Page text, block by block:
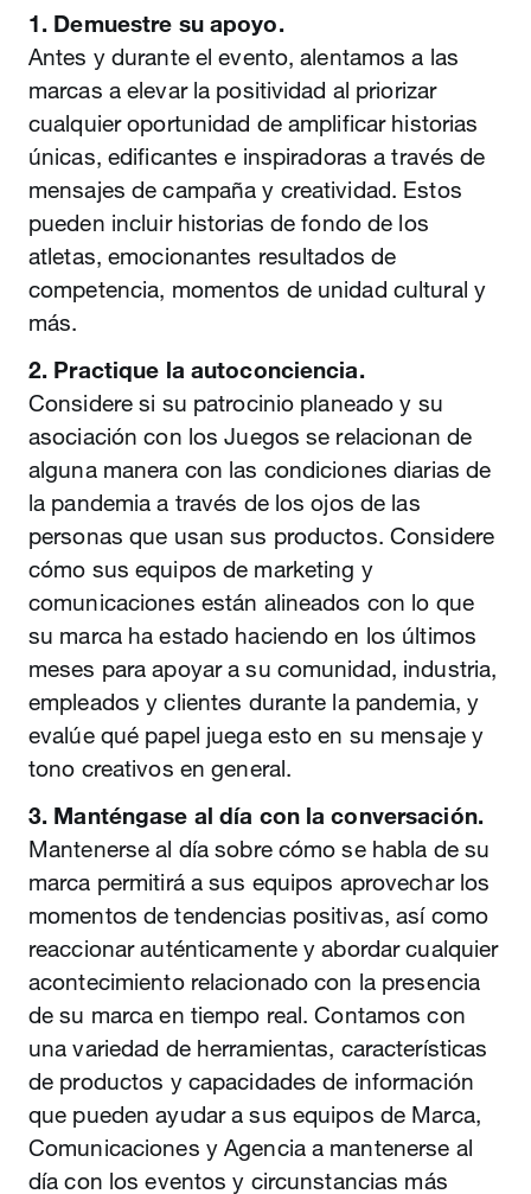
1. Demuestre su apoyo.
Antes y durante el evento, alentamos a las
marcas a elevar la positividad al priorizar
cualquier oportunidad de amplificar historias
únicas, edificantes e inspiradoras a través de
mensajes de campaña y creatividad. Estos
pueden incluir historias de fondo de los
atletas, emocionantes resultados de
competencia, momentos de unidad cultural y
más.
2. Practique la autoconciencia.
Considere si su patrocinio planeado y su
asociación con los Juegos se relacionan de
alguna manera con las condiciones diarias de
la pandemia a través de los ojos de las
personas que usan sus productos. Considere
cómo sus equipos de marketing y
comunicaciones están alineados con lo que
su marca ha estado haciendo en los últimos
meses para apoyar a su comunidad, industria,
empleados y clientes durante la pandemia, y
evalúe qué papel juega esto en su mensaje y
tono creativos en general.
3. Manténgase al día con la conversación.
Mantenerse al día sobre cómo se habla de su
marca permitirá a sus equipos aprovechar los
momentos de tendencias positivas, así como
reaccionar auténticamente y abordar cualquier
acontecimiento relacionado con la presencia
de su marca en tiempo real. Contamos con
una variedad de herramientas, características
de productos y capacidades de información
que pueden ayudar a sus equipos de Marca,
Comunicaciones y Agencia a mantenerse al
día con los eventos y circunstancias más